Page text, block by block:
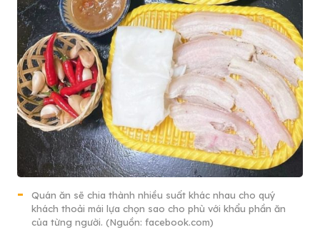
Quán ăn sẽ chia thành nhiều suất khác nhau cho quý
khách thoải mái lựa chọn sao cho phù với khẩu phần ăn
của từng người. (Nguồn: facebook.com)